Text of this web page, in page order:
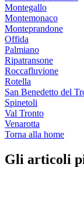
Montegallo
Montemonaco
Monteprandone
Offida
Palmiano
Ripatransone
Roccafluvione
Rotella
San Benedetto del
Spinetoli
Val Tronto
Venarotta
Torna alla home
Gli articoli